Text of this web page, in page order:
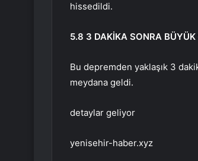
hissedildi.
5.8 3 DAKİKA SONRA
Bu depremden yaklaşık 3
meydana geldi.
detaylar geliyor
yenisehir-haber.xyz